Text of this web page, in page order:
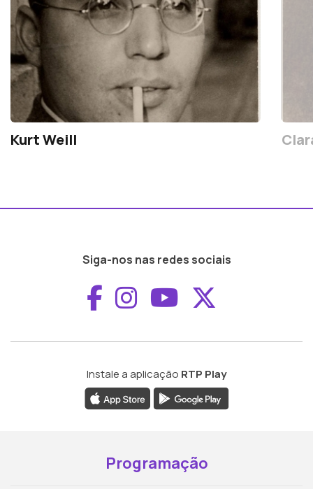
Kurt Weill
Siga-nos nas redes sociais
Aceder ao
Aceder ao
Aceder ao
Instale a aplicação RTP Play
Programação